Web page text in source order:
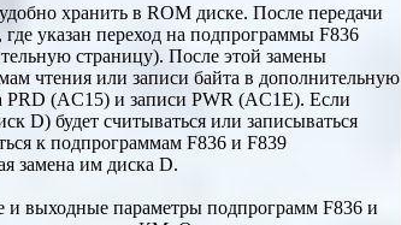
хранить в ROM диске. После передачи
указан переход на подпрограммы F836
страницу). После этой замены
чтения или записи байта в дополнительную
PRD (AC15) и записи PWR (AC1E). Если
D) будет считываться или записываться
к подпрограммам F836 и F839
замена им диска D.
и выходные параметры подпрограмм F836 и